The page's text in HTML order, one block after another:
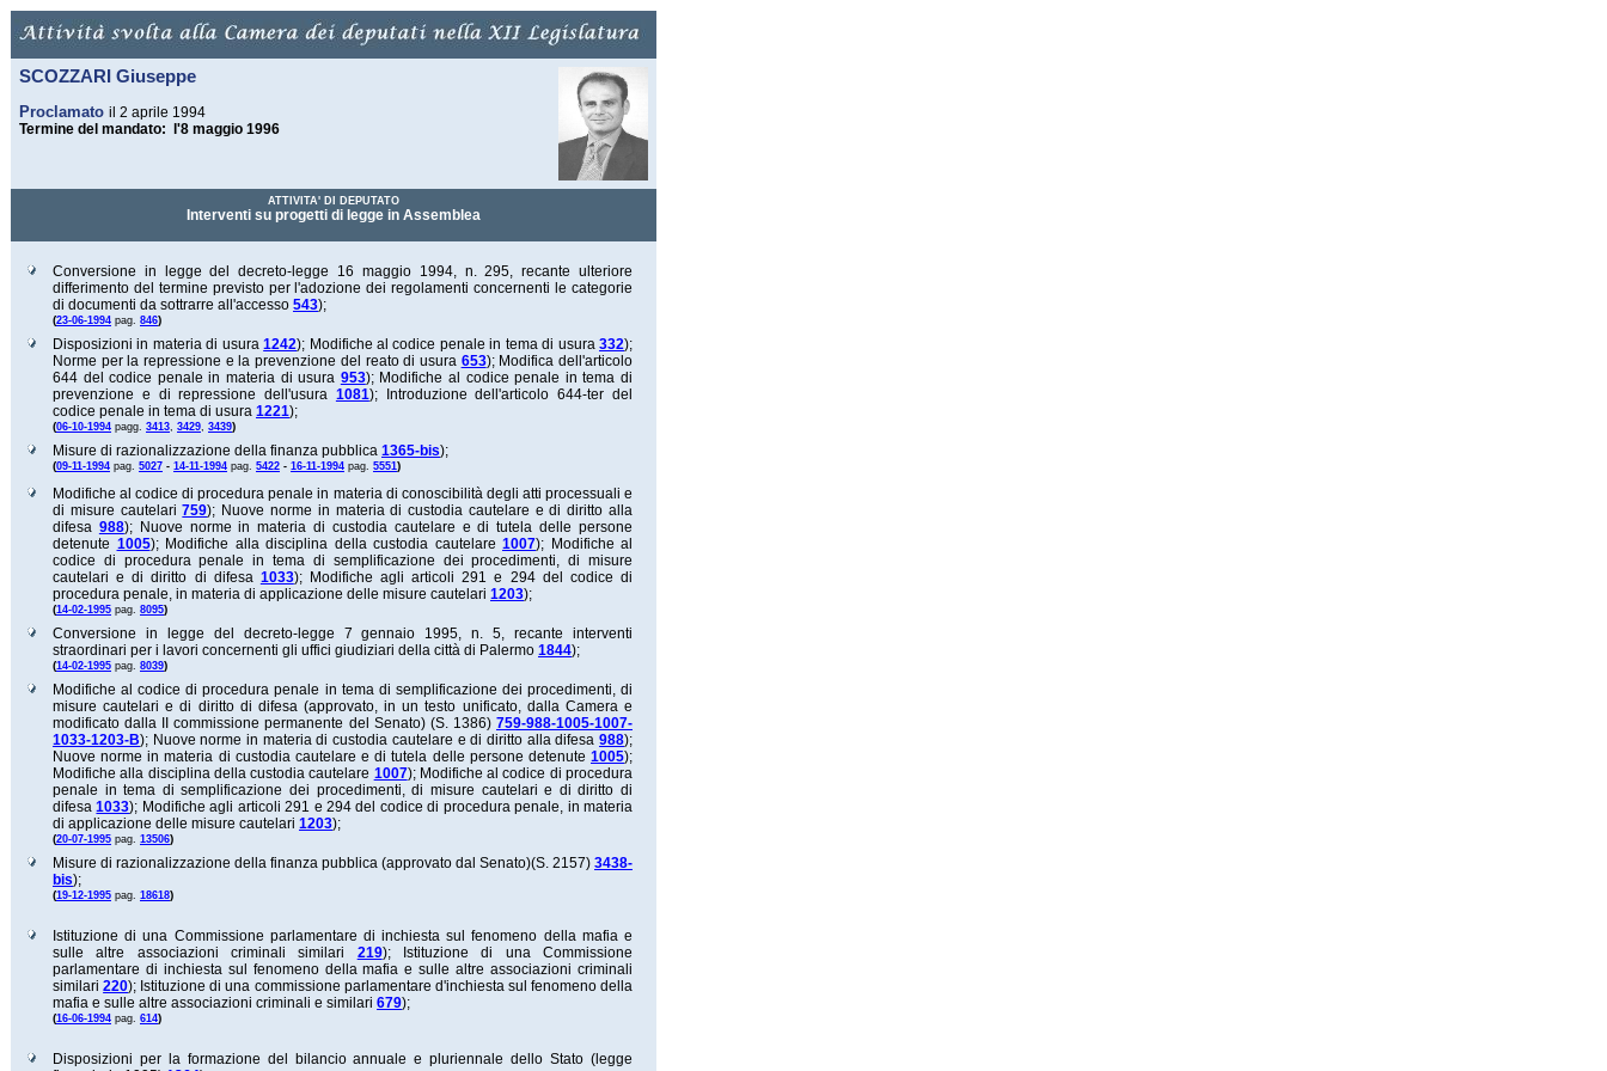
SCOZZARI Giuseppe
Proclamato il 2 aprile 1994
Termine del mandato: l'8 maggio 1996
ATTIVITA' DI DEPUTATO
Interventi su progetti di legge in Assemblea
Conversione in legge del decreto-legge 16 maggio 1994, n. 295, recante ulteriore
differimento del termine previsto per l'adozione dei regolamenti concernenti le categorie
di documenti da sottrarre all'accesso 543);
(23-06-1994 pag. 846)
Disposizioni in materia di usura1242); Modifiche al codice penale in tema di usura332);
Norme per la repressione e la prevenzione del reato di usura 653); Modifica dell'articolo
644 del codice penale in materia di usura 953); Modifiche al codice penale in tema di
prevenzione e di repressione dell'usura 1081);
Introduzione dell'articolo 644-ter del
codice penale in tema di usura 1221);
(06-10-1994 pagg. 3413, 3429, 3439)
Misure di razionalizzazione della finanza pubblica 1365-bis);
(09-11-1994 pag. 5027 - 14-11-1994 pag. 5422 - 16-11-1994 pag. 5551)
Modifiche al codice di procedura penale in materia di conoscibilità degli atti processuali e
di misure cautelari759); Nuove norme in materia di custodia cautelare e di diritto alla
difesa 988); Nuove norme in materia di custodia cautelare e di tutela delle persone
detenute 1005); Modifiche alla disciplina della custodia cautelare 1007); Modifiche al
codice di procedura penale in tema di semplificazione dei procedimenti, di misure
cautelari e di diritto di difesa 1033); Modifiche agli articoli 291 e 294 del codice di
procedura penale, in materia di applicazione delle misure cautelari 1203);
(14-02-1995 pag. 8095)
Conversione in legge del decreto-legge 7 gennaio 1995, n. 5, recante interventi
straordinari per i lavori concernenti gli uffici giudiziari della città di Palermo 1844);
(14-02-1995 pag. 8039)
Modifiche al codice di procedura penale in tema di semplificazione dei procedimenti, di
misure cautelari e di diritto di difesa (approvato, in un testo unificato, dalla Camera e
modificato dalla II commissione permanente del Senato) (S. 1386) 759-988-1005-1007-
1033-1203-B); Nuove norme in materia di custodia cautelare e di diritto alla difesa988);
Nuove norme in materia di custodia cautelare e di tutela delle persone detenute 1005);
Modifiche alla disciplina della custodia cautelare 1007); Modifiche al codice di procedura
penale in tema di semplificazione dei procedimenti, di misure cautelari e di diritto di
difesa1033); Modifiche agli articoli 291 e 294 del codice di procedura penale, in materia
di applicazione delle misure cautelari 1203);
(20-07-1995 pag. 13506)
Misure di razionalizzazione della finanza pubblica (approvato dal Senato)(S. 2157) 3438-
bis);
(19-12-1995 pag. 18618)
Istituzione di una Commissione parlamentare di inchiesta sul fenomeno della mafia e
sulle altre associazioni criminali similari 219);
Istituzione di una Commissione
parlamentare di inchiesta sul fenomeno della mafia e sulle altre associazioni criminali
similari220); Istituzione di una commissione parlamentare d'inchiesta sul fenomeno della
mafia e sulle altre associazioni criminali e similari 679);
(16-06-1994 pag. 614)
Disposizioni per la formazione del bilancio annuale e pluriennale dello Stato (legge